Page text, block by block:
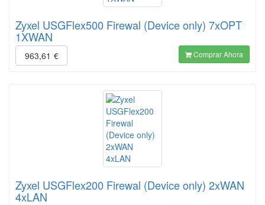
Zyxel USGFlex500 Firewal (Device only) 7xOPT
1XWAN
963,61 € Comprar Ahora
Zyxel USGFlex200 Firewal (Device only) 2xWAN
4xLAN